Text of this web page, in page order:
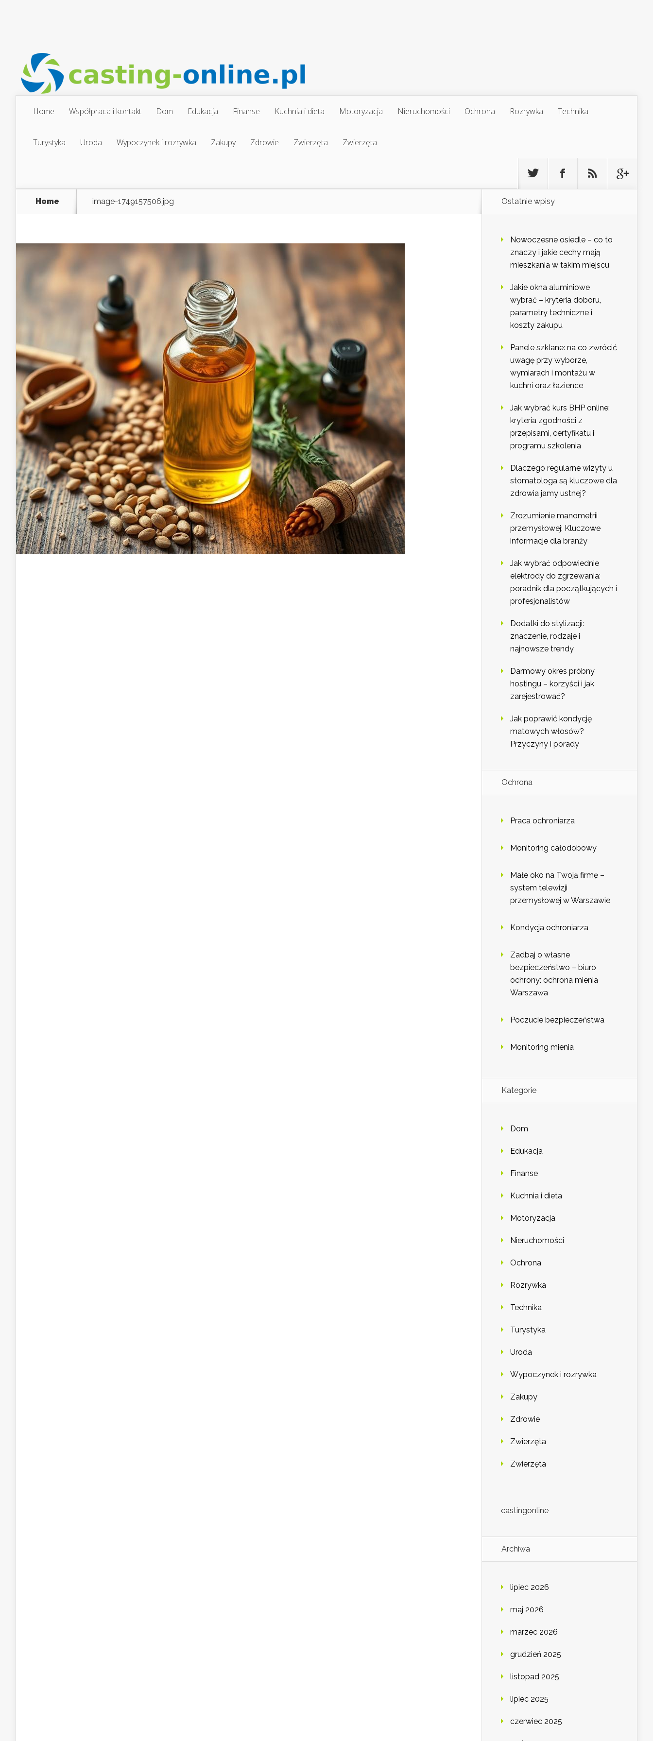
Home Współpraca i kontakt Dom Edukacja Finanse Kuchnia i dieta Motoryzacja Nieruchomości Ochrona Rozrywka Technika
Turystyka Uroda Wypoczynek i rozrywka Zakupy Zdrowie Zwierzęta Zwierzęta
Home image-1749157506.jpg Ostatnie wpisy
Nowoczesne osiedle – co to
znaczy i jakie cechy mają
mieszkania w takim miejscu
Jakie okna aluminiowe
wybrać – kryteria doboru,
parametry techniczne i
koszty zakupu
Panele szklane: na co zwrócić
uwagę przy wyborze,
wymiarach i montażu w
kuchni oraz łazience
Jak wybrać kurs BHP online:
kryteria zgodności z
przepisami, certyfikatu i
programu szkolenia
Dlaczego regularne wizyty u
stomatologa są kluczowe dla
zdrowia jamy ustnej?
Zrozumienie manometrii
przemysłowej: Kluczowe
informacje dla branży
Jak wybrać odpowiednie
elektrody do zgrzewania:
poradnik dla początkujących i
profesjonalistów
Dodatki do stylizacji:
znaczenie, rodzaje i
najnowsze trendy
Darmowy okres próbny
hostingu – korzyści i jak
zarejestrować?
Jak poprawić kondycję
matowych włosów?
Przyczyny i porady
Ochrona
Praca ochroniarza
Monitoring całodobowy
Małe oko na Twoją firmę –
system telewizji
przemysłowej w Warszawie
Kondycja ochroniarza
Zadbaj o własne
bezpieczeństwo – biuro
ochrony: ochrona mienia
Warszawa
Poczucie bezpieczeństwa
Monitoring mienia
Kategorie
Dom
Edukacja
Finanse
Kuchnia i dieta
Motoryzacja
Nieruchomości
Ochrona
Rozrywka
Technika
Turystyka
Uroda
Wypoczynek i rozrywka
Zakupy
Zdrowie
Zwierzęta
Zwierzęta
castingonline
Archiwa
lipiec 2026
maj 2026
marzec 2026
grudzień 2025
listopad 2025
lipiec 2025
czerwiec 2025